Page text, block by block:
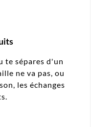
te sépares d'un
ne va pas, ou
les échanges